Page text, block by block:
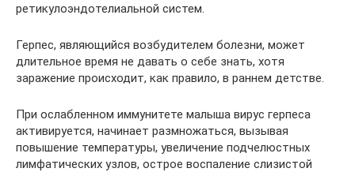
ретикулоэндотелиальной систем.
Герпес, являющийся возбудителем болезни, может
длительное время не давать о себе знать, хотя
заражение происходит, как правило, в раннем детстве.
При ослабленном иммунитете малыша вирус герпеса
активируется, начинает размножаться, вызывая
повышение температуры, увеличение подчелюстных
лимфатических узлов, острое воспаление слизистой